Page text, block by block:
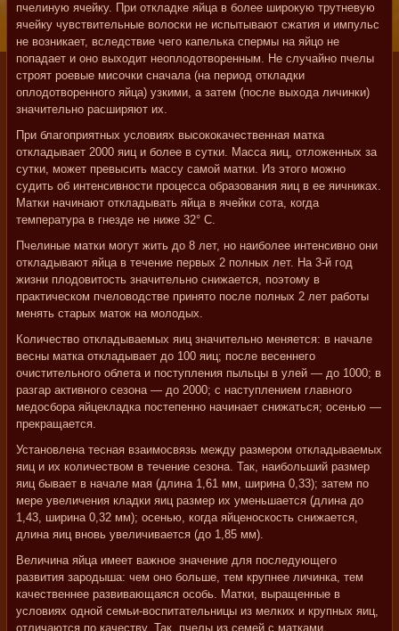
пчелиную ячейку. При откладке яйца в более широкую трутневую
ячейку чувствительные волоски не испытывают сжатия и импульс
не возникает, вследствие чего капелька спермы на яйцо не
попадает и оно выходит неоплодотворенным. Не случайно пчелы
строят роевые мисочки сначала (на период откладки
оплодотворенного яйца) узкими, а затем (после выхода личинки)
значительно расширяют их.
При благоприятных условиях высококачественная матка
откладывает 2000 яиц и более в сутки. Масса яиц, отложенных за
сутки, может превысить массу самой матки. Из этого можно
судить об интенсивности процесса образования яиц в ее яичниках.
Матки начинают откладывать яйца в ячейки сота, когда
температура в гнезде не ниже 32° С.
Пчелиные матки могут жить до 8 лет, но наиболее интенсивно они
откладывают яйца в течение первых 2 полных лет. На 3-й год
жизни плодовитость значительно снижается, поэтому в
практическом пчеловодстве принято после полных 2 лет работы
менять старых маток на молодых.
Количество откладываемых яиц значительно меняется: в начале
весны матка откладывает до 100 яиц; после весеннего
очистительного облета и поступления пыльцы в улей — до 1000; в
разгар активного сезона — до 2000; с наступлением главного
медосбора яйцекладка постепенно начинает снижаться; осенью —
прекращается.
Установлена тесная взаимосвязь между размером откладываемых
яиц и их количеством в течение сезона. Так, наибольший размер
яиц бывает в начале мая (длина 1,61 мм, ширина 0,33); затем по
мере увеличения кладки яиц размер их уменьшается (длина до
1,43, ширина 0,32 мм); осенью, когда яйценоскость снижается,
длина яиц вновь увеличивается (до 1,85 мм).
Величина яйца имеет важное значение для последующего
развития зародыша: чем оно больше, тем крупнее личинка, тем
качественнее развивающаяся особь. Матки, выращенные в
условиях одной семьи-воспитательницы из мелких и крупных яиц,
отличаются по качеству. Так, пчелы из семей с матками,